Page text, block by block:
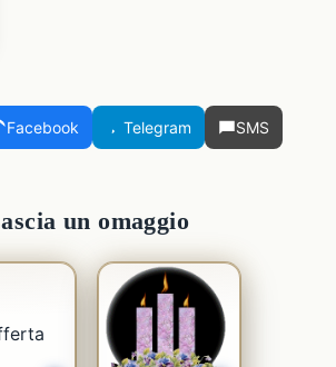
Facebook Telegram SMS
Lascia un omaggio